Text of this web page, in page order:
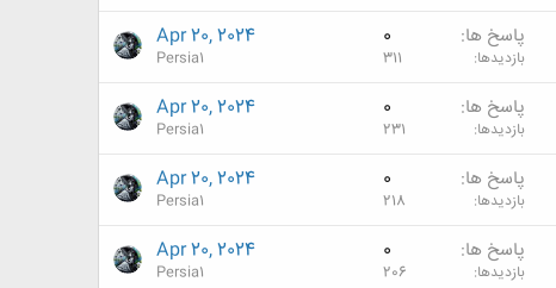
پاسخ ها 0
بازدیدها 311
Apr 20, 2024
Persia1
پاسخ ها 0
بازدیدها 231
Apr 20, 2024
Persia1
پاسخ ها 0
بازدیدها 218
Apr 20, 2024
Persia1
پاسخ ها 0
بازدیدها 206
Apr 20, 2024
Persia1